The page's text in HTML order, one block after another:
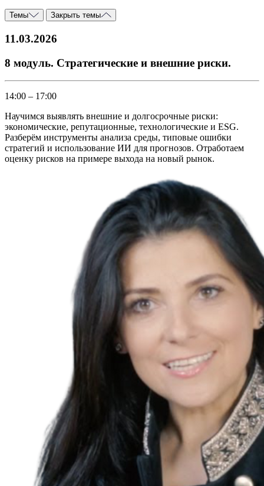
Темы Закрыть темы
11.03.2026
8 модуль. Стратегические и внешние риски.
14:00 – 17:00
Научимся выявлять внешние и долгосрочные риски:
экономические, репутационные, технологические и ESG.
Разберём инструменты анализа среды, типовые ошибки
стратегий и использование ИИ для прогнозов. Отработаем
оценку рисков на примере выхода на новый рынок.